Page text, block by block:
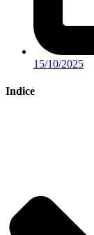
15/10/2025
Indice